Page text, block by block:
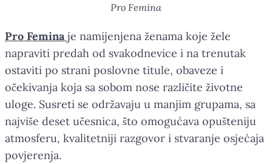
Pro Femina
Pro Feminaje namijenjena ženama koje žele
napraviti predah od svakodnevice i na trenutak
ostaviti po strani poslovne titule, obaveze i
očekivanja koja sa sobom nose različite životne
uloge. Susreti se održavaju u manjim grupama, sa
najviše deset učesnica, što omogućava opušteniju
atmosferu, kvalitetniji razgovor i stvaranje osjećaja
povjerenja.